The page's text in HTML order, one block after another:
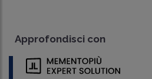
Approfondisci con